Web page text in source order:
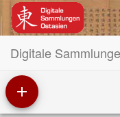
Digitale